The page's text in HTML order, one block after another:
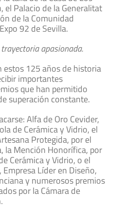
el Palacio de la Generalitat
de la Comunidad
92 de Sevilla.
apasionada.
estos 125 años de historia
importantes
que han permitido
superación constante.
Alfa de Oro Cevider,
de Cerámica y Vidrio, el
Protegida, por el
la Mención Honorífica, por
Cerámica y Vidrio, o el
Líder en Diseño,
y numerosos premios
por la Cámara de